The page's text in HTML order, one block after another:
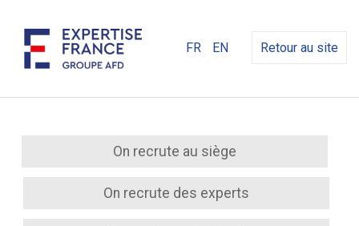
FR EN Retour au site
On recrute au siège
On recrute des experts